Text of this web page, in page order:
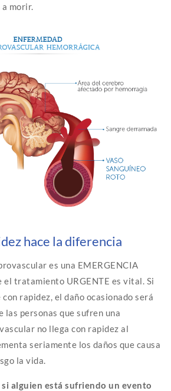
morir.
hace la diferencia
es una EMERGENCIA
el tratamiento URGENTE es vital. Si
rapidez, el daño ocasionado será
las personas que sufren una
no llega con rapidez al
seriamente los daños que causa
la vida.
si alguien está sufriendo un evento